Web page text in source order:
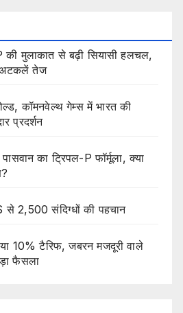
की मुलाकात से बढ़ी सियासी हलचल,
अटकलें तेज
कॉमनवेल्थ गेम्स में भारत की
प्रदर्शन
का ट्रिपल-P फॉर्मूला, क्या
से 2,500 संदिग्धों की पहचान
10% टैरिफ, जबरन मजदूरी वाले
फैसला